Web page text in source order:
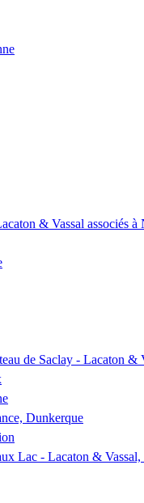
& Vassal associés
de Saclay - Lacaton &
Dunkerque
Lac - Lacaton &